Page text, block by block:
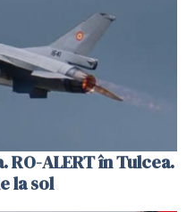
RO-ALERT în Tulcea.
la sol